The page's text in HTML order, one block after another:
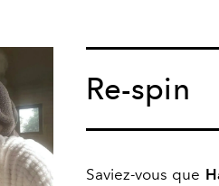
Re-spin
Saviez-vous que